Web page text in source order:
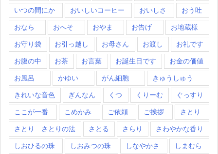
いつの間にか おいしいコーヒー おいしさ おう吐
おなら おへそ おやま お告げ お地蔵様
お守り袋 お引っ越し お母さん お渡し お礼です
お腹の中 お茶 お言葉 お誕生日です お金の価値
お風呂 かゆい がん細胞 きゅうしゅう
きれいな音色 ぎんなん くつ くりーむ ぐっすり
ここが一番 こめかみ ご依頼 ご挨拶 さとり
さとり さとりの法 さとる さらり さわやかな香り
しおひるの珠 しおみつの珠 しなやかさ しまむら